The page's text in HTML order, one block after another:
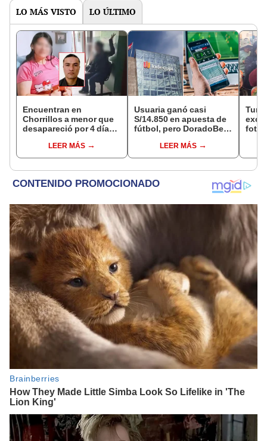
LO MÁS VISTO LO ÚLTIMO
Encuentran en
Chorrillos a menor que
desapareció por 4 días
sujeto que conoció en
Roblox: PNP busca al
LEER MÁS
Usuaria ganó casi
S/14.850 en apuesta de
fútbol, pero DoradoBet
Indecopi multó a la
empresa con más de S/
LEER MÁS